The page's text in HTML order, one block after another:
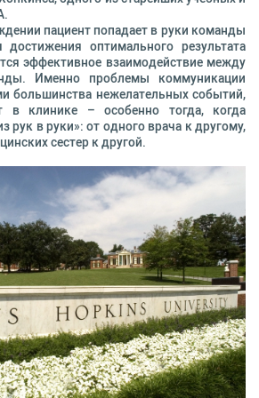
пациент попадает в руки команды
оптимального результата
эффективное взаимодействие между
Именно проблемы коммуникации
большинства нежелательных событий,
в клинике – особенно тогда, когда
рук в руки»: от одного врача к другому,
сестер к другой.